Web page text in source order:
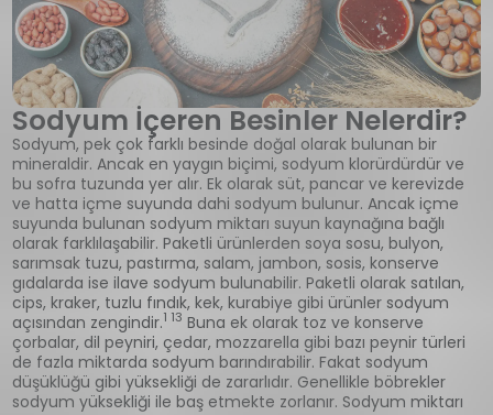
Sodyum İçeren Besinler Nelerdir?
Sodyum, pek çok farklı besinde doğal olarak bulunan bir
mineraldir. Ancak en yaygın biçimi, sodyum klorürdürdür ve
bu sofra tuzunda yer alır. Ek olarak süt, pancar ve kerevizde
ve hatta içme suyunda dahi sodyum bulunur. Ancak içme
suyunda bulunan sodyum miktarı suyun kaynağına bağlı
olarak farklılaşabilir. Paketli ürünlerden soya sosu, bulyon,
sarımsak tuzu, pastırma, salam, jambon, sosis, konserve
gıdalarda ise ilave sodyum bulunabilir. Paketli olarak satılan,
cips, kraker, tuzlu fındık, kek, kurabiye gibi ürünler sodyum
açısından zengindir.1 13 Buna ek olarak toz ve konserve
çorbalar, dil peyniri, çedar, mozzarella gibi bazı peynir türleri
de fazla miktarda sodyum barındırabilir. Fakat sodyum
düşüklüğü gibi yüksekliği de zararlıdır. Genellikle böbrekler
sodyum yüksekliği ile baş etmekte zorlanır. Sodyum miktarı